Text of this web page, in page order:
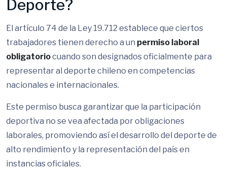
Deporte?
El artículo 74 de la Ley 19.712 establece que ciertos
trabajadores tienen derecho a un permiso laboral
obligatoriocuando son designados oficialmente para
representar al deporte chileno en competencias
nacionales e internacionales.
Este permiso busca garantizar que la participación
deportiva no se vea afectada por obligaciones
laborales, promoviendo así el desarrollo del deporte de
alto rendimiento y la representación del país en
instancias oficiales.